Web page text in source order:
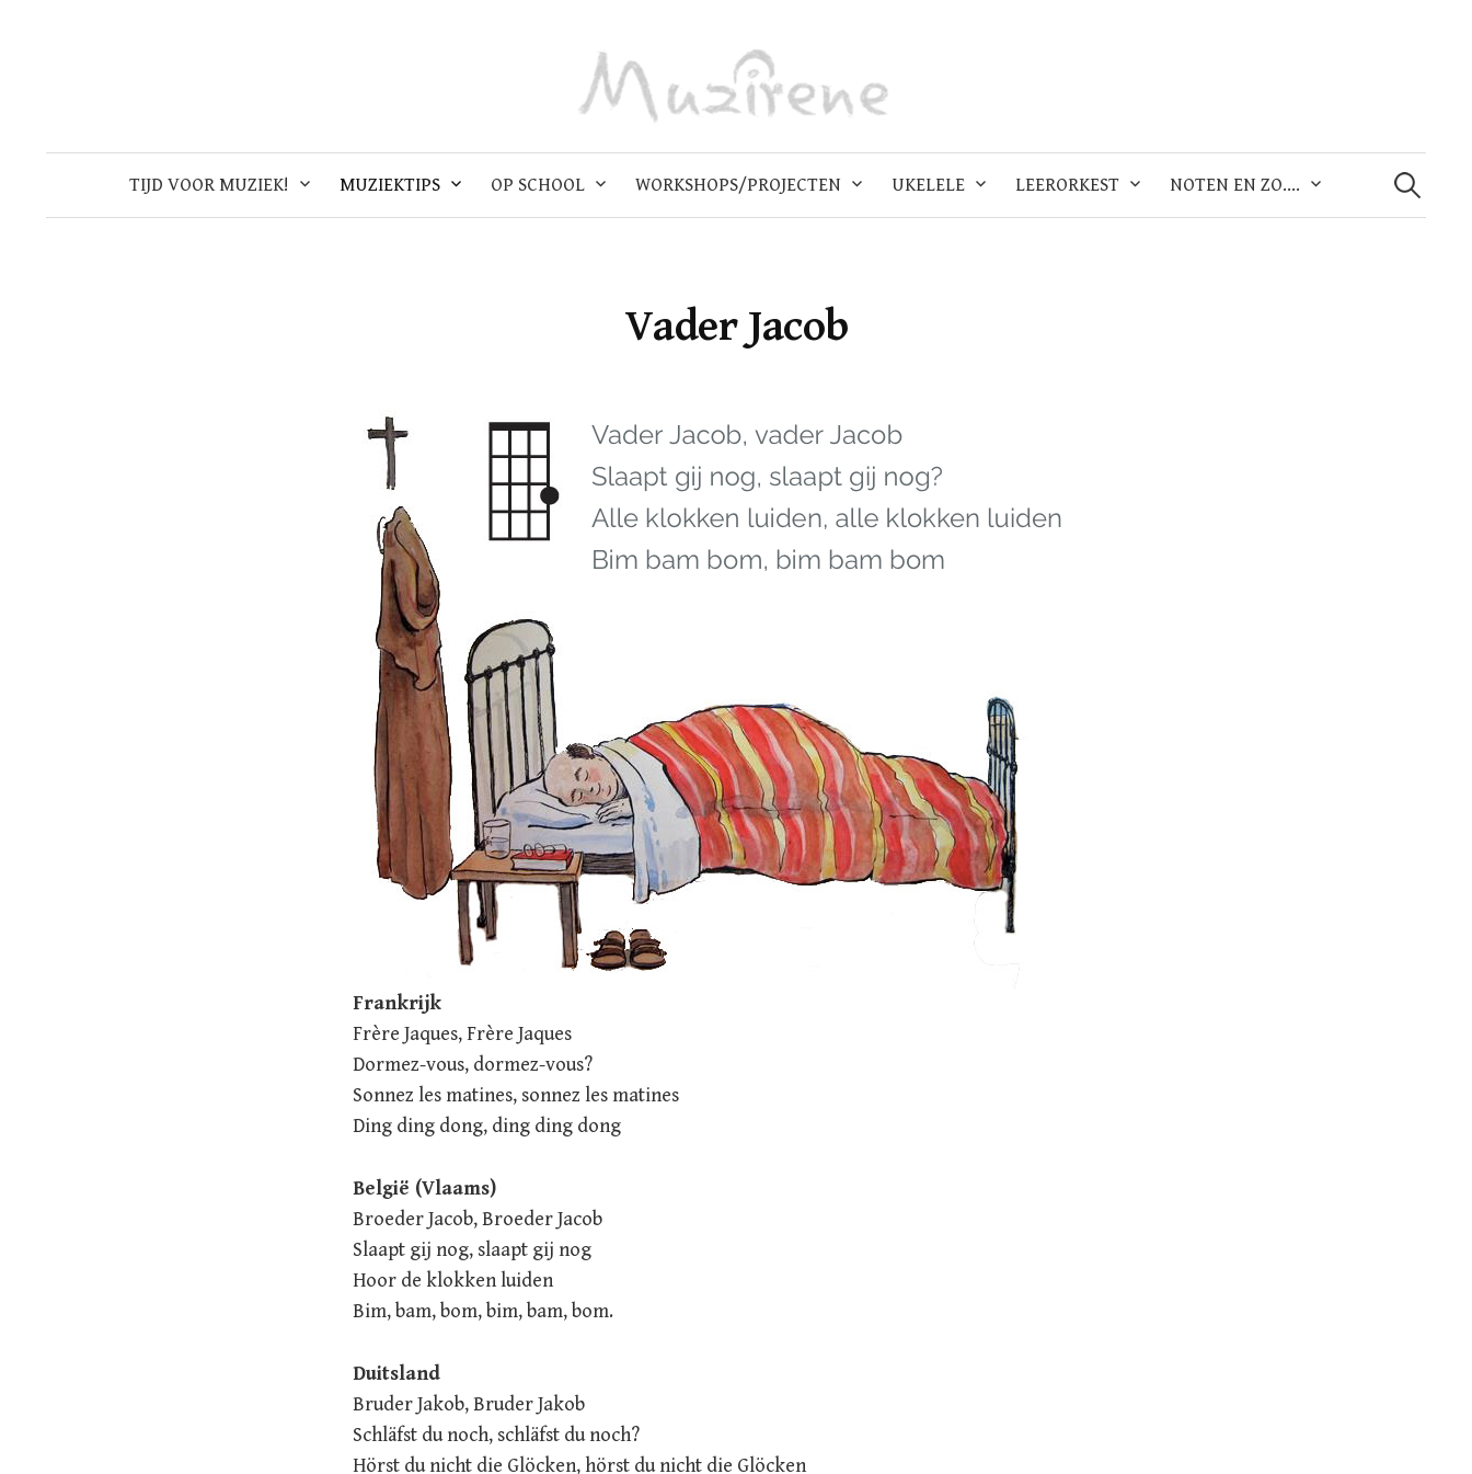
TIJD VOOR MUZIEK! MUZIEKTIPS OP SCHOOL WORKSHOPS/PROJECTEN UKELELE LEERORKEST NOTEN EN ZO….
naar:
Vader Jacob
Frankrijk
Frère Jaques, Frère Jaques
Dormez-vous, dormez-vous?
Sonnez les matines, sonnez les matines
Ding ding dong, ding ding dong
België (Vlaams)
Broeder Jacob, Broeder Jacob
Slaapt gij nog, slaapt gij nog
Hoor de klokken luiden
Bim, bam, bom, bim, bam, bom.
Duitsland
Bruder Jakob, Bruder Jakob
Schläfst du noch, schläfst du noch?
Hörst du nicht die Glöcken, hörst du nicht die Glöcken